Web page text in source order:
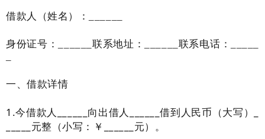
借款人（姓名）：
身份证号：
______联系地址：______联系电话：_____
一、借款详情
1.今借款人______向出借人______借到人民币（大写）_
_____元整（小写：￥______元）。